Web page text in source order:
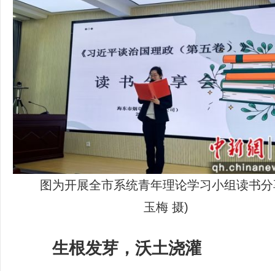
图为开展全市系统青年理论学习小组读书
玉梅 摄)
生根发芽，沃土浇灌